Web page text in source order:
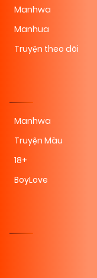
Manhwa
Manhua
Truyện theo dõi
Manhwa
Truyện Màu
18+
BoyLove